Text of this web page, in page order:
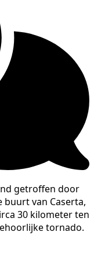
getroffen door
buurt van Caserta,
30 kilometer ten
tornado.